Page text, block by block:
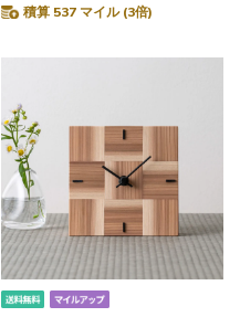
積算 537 マイル (3倍)